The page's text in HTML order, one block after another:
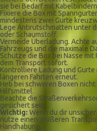
sie bei Bedarf mit
Fixiere die Box mit
mindestens zwei Gurte
Lege Antirutschmatten unter
oder Schaumstoff.
Vermeide Überladung. Achte
Fahrzeugs und die maximale
Schütze die Box bei Nässe
dem Transport sofort.
Kontrolliere Ladung und
längeren Fahrten erneut.
Heb bei schweren Boxen
Hilfsmittel.
Beachte die
gesichert sein.
Wichtig: Wenn du dir
nutze einen größeren
Handhabung.